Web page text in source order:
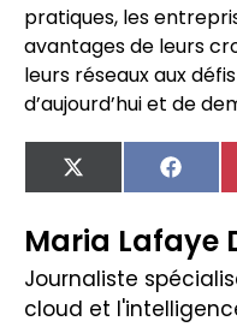
pratiques, les
avantages de leurs
leurs réseaux aux
d’aujourd’hui et de
X
(Twitter)
Maria Lafaye
Journaliste
cloud et